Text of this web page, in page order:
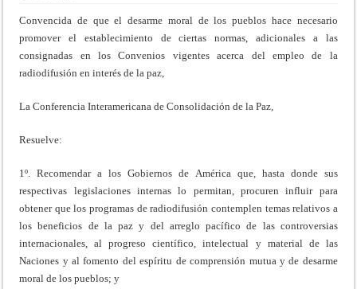
Convencida de que el desarme moral de los pueblos hace necesario
promover el establecimiento de ciertas normas, adicionales a las
consignadas en los Convenios vigentes acerca del empleo de la
radiodifusión en interés de la paz,
La Conferencia Interamericana de Consolidación de la Paz,
Resuelve:
1º. Recomendar a los Gobiernos de América que, hasta donde sus
respectivas legislaciones internas lo permitan, procuren influir para
obtener que los programas de radiodifusión contemplen temas relativos a
los beneficios de la paz y del arreglo pacífico de las controversias
internacionales, al progreso científico, intelectual y material de las
Naciones y al fomento del espíritu de comprensión mutua y de desarme
moral de los pueblos; y